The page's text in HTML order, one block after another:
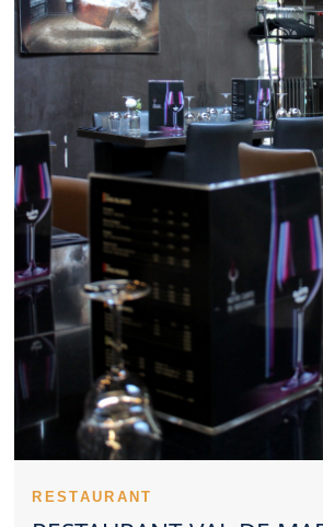
des habitués. Le soir, un Restaurant Val
attire ceux qui recherchent un bon
partenaires, un Restaurant Val de Marne
pertinent. La maîtrise des prix renforce la
d’un Restaurant Val de Marne. La
de Marne peut naître de ses meilleures
des prestations valorise fortement un
Les notes et commentaires offrent un
Restaurant Val de Marne. L’orientation
Val de Marne peut répondre à des envies
L’anticipation reste une bonne habitude pour
Restaurant Val de Marne dans les
confort familial constitue un atout
Restaurant Val de Marne. Un Restaurant
également séduire pour un moment
perçue d’un Restaurant Val de Marne
l’apparence des recettes. L’exigence en
valorise tout Restaurant Val de Marne. Un
Marne convaincant rassemble plusieurs
complémentaires.
Un Restaurant Val de Marne peut devenir
incontournable pour bien manger. L’identité
de Marne se perçoit souvent dès l’arrivée.
précises renforcent la qualité globale d’un
RESTAURANT